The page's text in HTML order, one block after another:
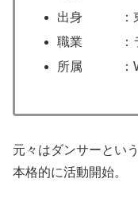
出身 ：東
職業 ：ラ
所属 ：
元々はダンサーとい
本格的に活動開始。